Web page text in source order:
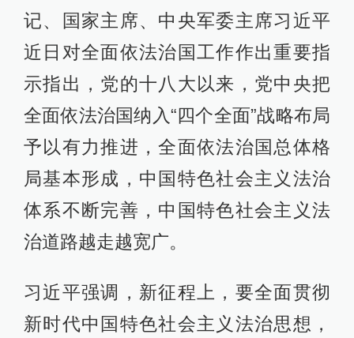
记、国家主席、中央军委主席习近平
近日对全面依法治国工作作出重要指
示指出，党的十八大以来，党中央把
全面依法治国纳入“四个全面”战略布局
予以有力推进，全面依法治国总体格
局基本形成，中国特色社会主义法治
体系不断完善，中国特色社会主义法
治道路越走越宽广。
习近平强调，新征程上，要全面贯彻
新时代中国特色社会主义法治思想，